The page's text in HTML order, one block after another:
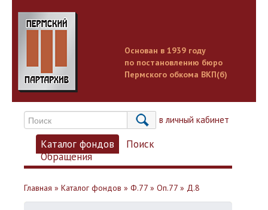
Основан в 1939 году
по постановлению бюро
Пермского обкома ВКП(б)
Вход в личный кабинет
Каталог фондов
Поиск
Обращения
Главная » Каталог фондов » Ф.77 » Оп.77 » Д.8